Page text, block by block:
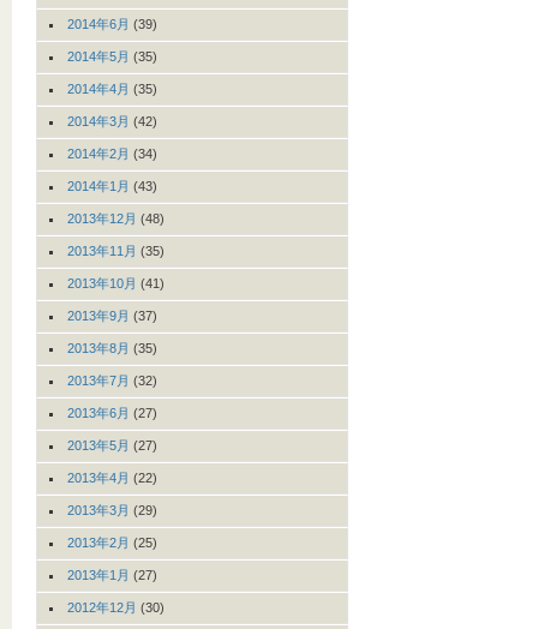
2014年6月 (39)
2014年5月 (35)
2014年4月 (35)
2014年3月 (42)
2014年2月 (34)
2014年1月 (43)
2013年12月 (48)
2013年11月 (35)
2013年10月 (41)
2013年9月 (37)
2013年8月 (35)
2013年7月 (32)
2013年6月 (27)
2013年5月 (27)
2013年4月 (22)
2013年3月 (29)
2013年2月 (25)
2013年1月 (27)
2012年12月 (30)